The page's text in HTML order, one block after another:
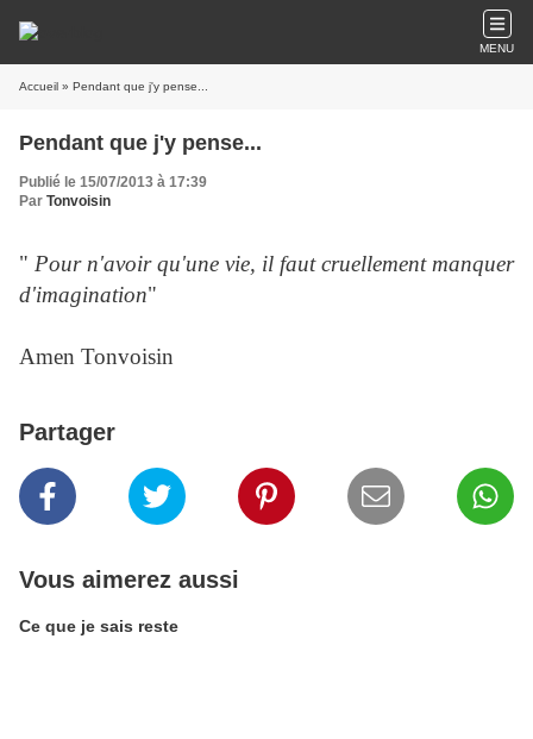
MENU
Accueil » Pendant que j'y pense...
Pendant que j'y pense...
Publié le 15/07/2013 à 17:39
Par Tonvoisin
" Pour n'avoir qu'une vie, il faut cruellement manquer
d'imagination"
Amen Tonvoisin
Partager
Vous aimerez aussi
Ce que je sais reste